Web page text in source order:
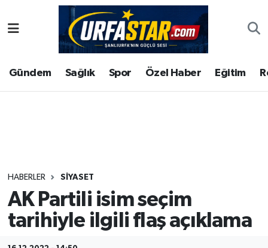
Gündem Sağlık Spor Özel Haber Eğitim
HABERLER SIYASET
AK Partili isim seçim
tarihiyle ilgili flaş açıklama
ASAYİS
ÇEVRE
Gündem
Kültür
Şanlıurfa Nöbetçi Eczaneler
Şanlıurfa Hava Durumu
Tüm Manşetler
Son Dakika Haberleri